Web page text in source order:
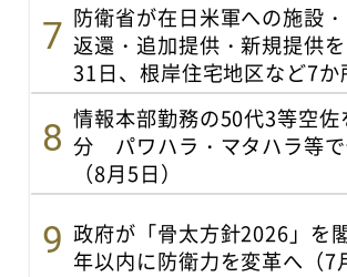
防衛省が在日米軍への施設
返還・追加提供・新規提供
31日、根岸住宅地区など7か
情報本部勤務の50代3等空佐
分 パワハラ・マタハラ等で
（8月5日）
政府が「骨太方針2026」
年以内に防衛力を変革へ（7